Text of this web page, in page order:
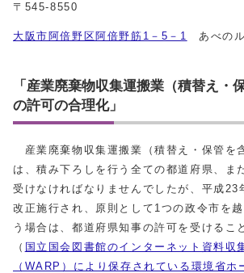
〒545-8550
大阪市阿倍野区阿倍野筋1－5－1 あべの
「産業廃棄物収集運搬業（積替え・
の許可の合理化」
産業廃棄物収集運搬業（積替え・保管を
は、積み下ろしを行う全ての都道府県、ま
受けなければなりませんでしたが、平成23
改正施行され、原則として1つの政令市を
う場合は、都道府県知事の許可を受けるこ
（ 国立国会図書館のインターネット資料収
（WARP）により保存されている環境省ホ